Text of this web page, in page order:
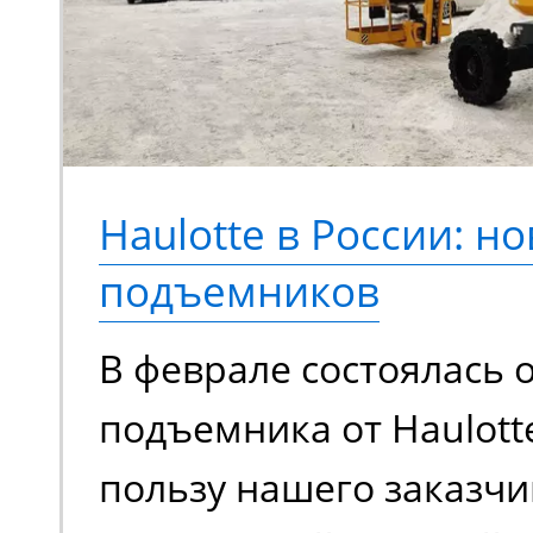
новый опыт
Переосмысленный
конструкция,
еще более
сравнению с
поколения.
Haulotte в России:
подъемников
В феврале состоялась
подъемника от
пользу нашего